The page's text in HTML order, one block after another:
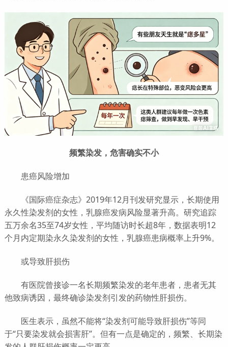
频繁染发，危害确实不小
患癌风险增加
《国际癌症杂志》2019年12月刊发研究显示，长期使用
永久性染发剂的女性，乳腺癌发病风险显著升高。研究追踪
五万余名35至74岁女性，平均随访时长超8年，数据表明12
个月内定期染永久染发剂的女性，乳腺癌患病概率上升9%。
或导致肝损伤
有医院曾接诊一名长期频繁染发的老年患者，患者无其
他致病诱因，最终确诊染发剂引发的药物性肝损伤。
医生表示，虽然不能将“染发剂可能导致肝损伤”等同
于“只要染发就会损害肝”。但有一点是确定的，频繁、长期染